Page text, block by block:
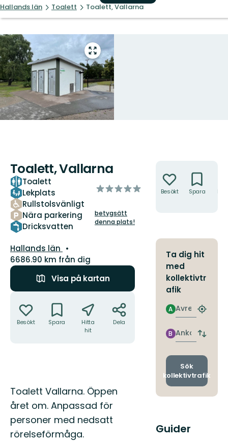
Hallands län Toalett Toalett, Vallarna
Gå
till
helskärmsläge
Toalett, Vallarna
Toalett
Lekplats
Rullstolsvänligt
Nära parkering
Dricksvatten
av
stjärnor
betygsätt
denna plats!
Län:
Hallands län
6686.90 km från dig
Visa på kartan
Besökt Spara
Hitta
hit
Dela
Beskrivning
Toalett Vallarna. Öppen
året om. Anpassad för
personer med nedsatt
rörelseförmåga.
Besökt Spara
Ta dig hit
med
kollektivtr
afik
Avresa
A
Hitta
Ankomst
B
Byt
och
Sök
kollektivtrafik
Guider